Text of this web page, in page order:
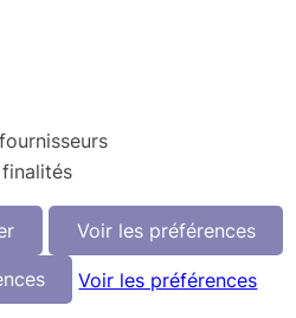
Voir les préférences
Voir les préférences